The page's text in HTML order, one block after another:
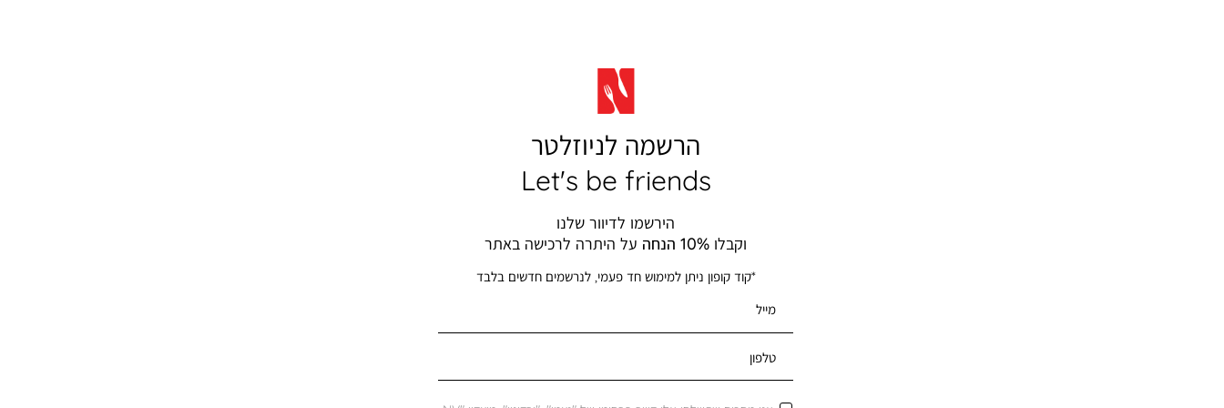
הרשמה לניוזלטר
Let's be friends
הירשמו לדיוור שלנו
וקבלו 10% הנחה על היתרה לרכישה באתר
*קוד קופון ניתן למימוש חד פעמי, לנרשמים חדשים בלבד
מייל
טלפון